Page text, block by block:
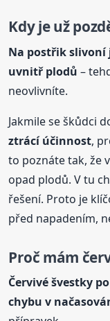
Kdy je už
Na postřikslivoní
uvnitř plodů –
neovlivníte.
Jakmile se škůdci
ztrácí účinnost,
to poznáte tak, že
opad plodů. V tu
řešení. Proto je
před napadením,
Proč mám
Červivé švestky po
chybu v